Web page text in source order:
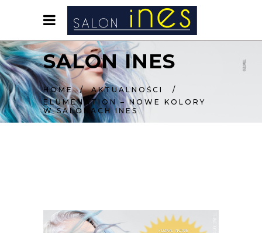
SALON INES
HOME/AKTUALNOŚCI
/
ELUMENATION – NOWE KOLORY
W SALONACH INES